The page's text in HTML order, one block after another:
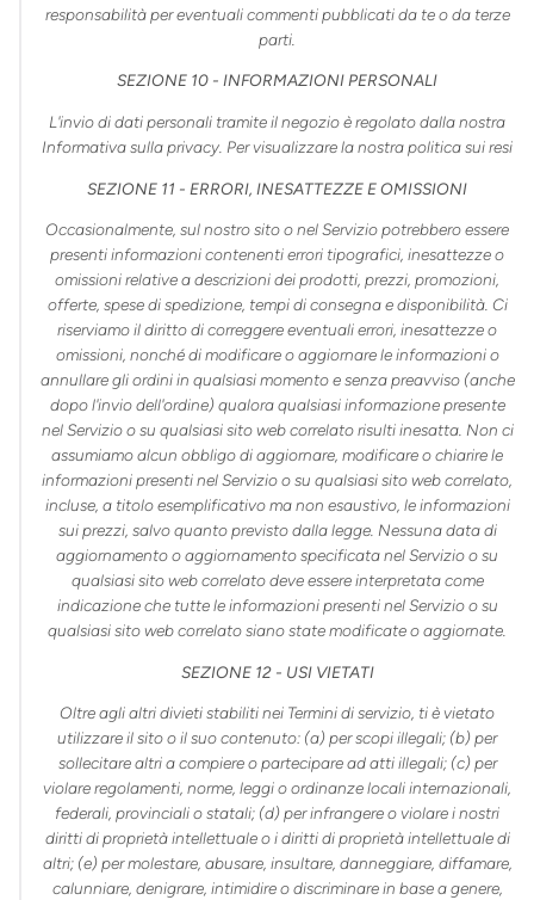
responsabilità per eventuali commenti pubblicati da te o da terze
parti.
SEZIONE 10 - INFORMAZIONI PERSONALI
L'invio di dati personali tramite il negozio è regolato dalla nostra
Informativa sulla privacy. Per visualizzare la nostra politica sui resi
SEZIONE 11 - ERRORI, INESATTEZZE E OMISSIONI
Occasionalmente, sul nostro sito o nel Servizio potrebbero essere
presenti informazioni contenenti errori tipografici, inesattezze o
omissioni relative a descrizioni dei prodotti, prezzi, promozioni,
offerte, spese di spedizione, tempi di consegna e disponibilità. Ci
riserviamo il diritto di correggere eventuali errori, inesattezze o
omissioni, nonché di modificare o aggiornare le informazioni o
annullare gli ordini in qualsiasi momento e senza preavviso (anche
dopo l'invio dell'ordine) qualora qualsiasi informazione presente
nel Servizio o su qualsiasi sito web correlato risulti inesatta. Non ci
assumiamo alcun obbligo di aggiornare, modificare o chiarire le
informazioni presenti nel Servizio o su qualsiasi sito web correlato,
incluse, a titolo esemplificativo ma non esaustivo, le informazioni
sui prezzi, salvo quanto previsto dalla legge. Nessuna data di
aggiornamento o aggiornamento specificata nel Servizio o su
qualsiasi sito web correlato deve essere interpretata come
indicazione che tutte le informazioni presenti nel Servizio o su
qualsiasi sito web correlato siano state modificate o aggiornate.
SEZIONE 12 - USI VIETATI
Oltre agli altri divieti stabiliti nei Termini di servizio, ti è vietato
utilizzare il sito o il suo contenuto: (a) per scopi illegali; (b) per
sollecitare altri a compiere o partecipare ad atti illegali; (c) per
violare regolamenti, norme, leggi o ordinanze locali internazionali,
federali, provinciali o statali; (d) per infrangere o violare i nostri
diritti di proprietà intellettuale o i diritti di proprietà intellettuale di
altri; (e) per molestare, abusare, insultare, danneggiare, diffamare,
calunniare, denigrare, intimidire o discriminare in base a genere,